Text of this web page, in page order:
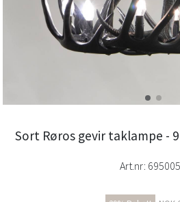
Sort Røros gevir taklampe -
Art.nr: 695005